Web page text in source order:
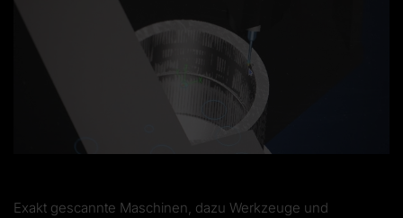
Exakt gescannte Maschinen, dazu Werkzeuge und